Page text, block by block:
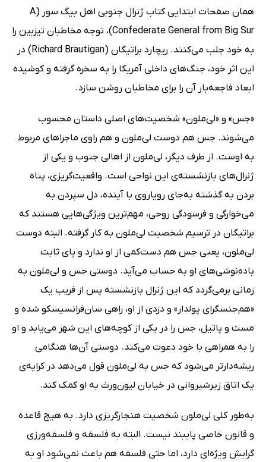
همان صفحات ابتدایی کتاب ژنرال جنوبی اهل بیگ سور (A
Confederate General from Big Sur)، توجه مخاطبان تیزبین را
به خود جلب می‌کنند. ریچارد براتیگان (Richard Brautigan) در
این اثر خود، جنگ‌های داخلی آمریکا را به سخره گرفته و کوشیده
ابعاد فاجعه‌بار آن را برای مخاطبان روشن سازد.
«جس» و «لی‌ملون» شخصیت‌های اصلی داستان محسوب
می‌شوند‌. جس هم دوست لی‌ملون و هم راوی ماجراهای مربوط
به اوست. از طرف دیگر، لی‌ملون از اهالی جنوب و یکی از
ژنرال‌های بازنشسته‌ی این نواحی است. واقعیت‌گریزی، پناه
بردن به گذشته به‌جای رویاروی با آینده، دل سپردن به
می‌خوارگی و فرسودگی روحی، مهم‌ترین ویژگی‌هایی هستند که
براتیگان در ترسیم شخصیت لی‌ملون به کار گرفته. البته دوست
لی‌ملون، یعنی جس هم دست‌کمی از او ندارد و پای ثابت
باده‌نوشی‌های او به حساب می‌آید. دوستی جس و لی‌ملون به
زمانی برمی‌گردد که این ژنرال بازنشسته پس از فریب یک
«هم‌جنسگرای پولدار» و دزدی از او، راهی سان‌فرانسیسکو شده و
مست‌ و پاتیل، جس را در یکی از کوچه‌های این شهر می‌یابد و او
را به همراهی با خود دعوت می‌کند. دوستی آن‌ها هنگامی
ریشه‌دارتر می‌شود که جس به لی‌ملون قول می‌دهد در کرایه‌ی
یک اتاق زیرشیروانی در خیابان لیون‌ورث به او کمک کند.
به‌طور کلی لی‌ملون شخصیت هنجارگریزی دارد. به هیچ قاعده
و قانون خاصی پایبند نیست. البته به فلسفه و فلسفه‌ورزی
گرایش ویژه‌ای دارد، اما حتی فلسفه هم باعث نمی‌شود او به